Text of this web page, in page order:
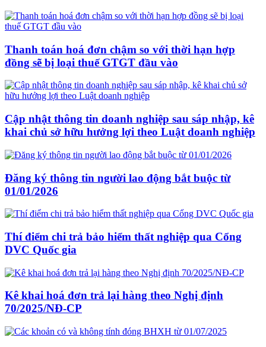
Thanh toán hoá đơn chậm so với thời hạn hợp
đồng sẽ bị loại thuế GTGT đầu vào
Cập nhật thông tin doanh nghiệp sau sáp nhập, kê
khai chủ sở hữu hưởng lợi theo Luật doanh nghiệp
Đăng ký thông tin người lao động bắt buộc từ
01/01/2026
Thí điểm chi trả bảo hiểm thất nghiệp qua Cổng
DVC Quốc gia
Kê khai hoá đơn trả lại hàng theo Nghị định
70/2025/NĐ-CP